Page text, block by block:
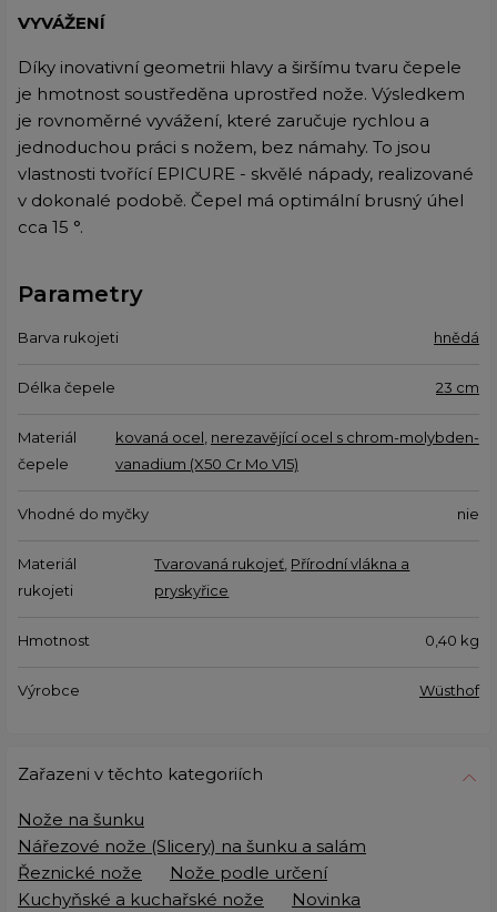
VYVÁŽENÍ
Díky inovativní geometrii hlavy a širšímu tvaru čepele
je hmotnost soustředěna uprostřed nože. Výsledkem
je rovnoměrné vyvážení, které zaručuje rychlou a
jednoduchou práci s nožem, bez námahy. To jsou
vlastnosti tvořící EPICURE - skvělé nápady, realizované
v dokonalé podobě. Čepel má optimální brusný úhel
cca 15 °.
Parametry
Barva rukojeti hnědá
Délka čepele 23 cm
Materiál
čepele
kovaná ocel nerezavějící ocel s chrom-molybden-
vanadium (X50 Cr Mo V15)
Vhodné do myčky nie
Materiál
rukojeti
Tvarovaná rukojeť Přírodní vlákna a
pryskyřice
Hmotnost 0,40 kg
Výrobce Wüsthof
Zařazeni v těchto kategoriích
Nože na šunku
Nářezové nože (Slicery) na šunku a salám
Řeznické nože
Nože podle určení
Kuchyňské a kuchařské nože
Novinka